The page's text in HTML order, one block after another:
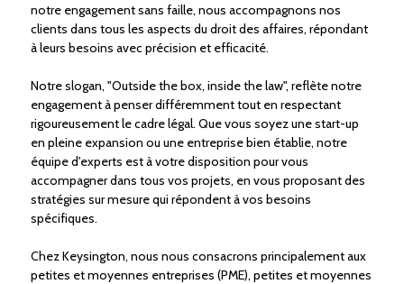
notre engagement sans faille, nous accompagnons nos
clients dans tous les aspects du droit des affaires, répondant
à leurs besoins avec précision et efficacité.
Notre slogan, "Outside the box, inside the law", reflète notre
engagement à penser différemment tout en respectant
rigoureusement le cadre légal. Que vous soyez une start-up
en pleine expansion ou une entreprise bien établie, notre
équipe d'experts est à votre disposition pour vous
accompagner dans tous vos projets, en vous proposant des
stratégies sur mesure qui répondent à vos besoins
spécifiques.
Chez Keysington, nous nous consacrons principalement aux
petites et moyennes entreprises (PME), petites et moyennes